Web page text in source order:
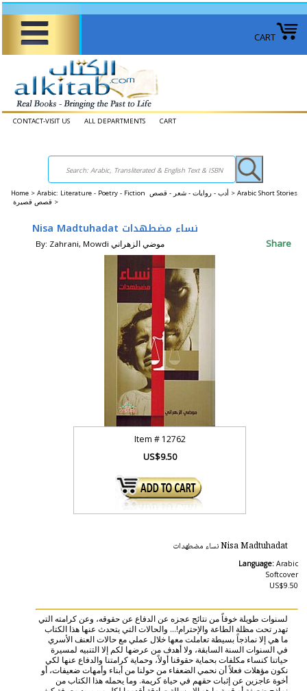
CART
CONTACT-VISIT US ALL DEPARTMENTS CART
Home > Arabic: Literature - Poetry - Fiction أدب - روايات - شعر - قصص > Arabic Short Stories
قصص قصيرة >
Nisa Madtuhadat نساء مضطهدات
By: Zahrani, Mowdi موضي الزهراني Share
Item # 12762
US$9.50
Nisa Madtuhadat نساء مضطهدات
Language: Arabic
Softcover
US$9.50
لسنوات طويلة خوفاً من نتائج عجزه عن الدفاع عن حقوقه، وعن كرامته التي
تهدر تحت مظلة الطاعة والإحترام!... والحالات التي يتحدث عنها هذا الكتاب
ما هي إلا نماذجاً بسيطة تعاملت معها خلال عملي مع حالات العنف الأسري
في السنوات السنة السابقة، ولا أهدف من عرضها لكم إلا التنبيه لمسيرة
حياتنا كنساء مكلفات بحماية حقوقنا أولاً، وحماية كرامتنا والدفاع عنها لكي
نكون مؤهلات فعلاً أن نحمي الضعفاء من حولنا من أبناء وأمهات ضعيفات، أو
أخوة عاجزين عن إثبات حقهم في حياة كريمة. وما يحمله هذا الكتاب من